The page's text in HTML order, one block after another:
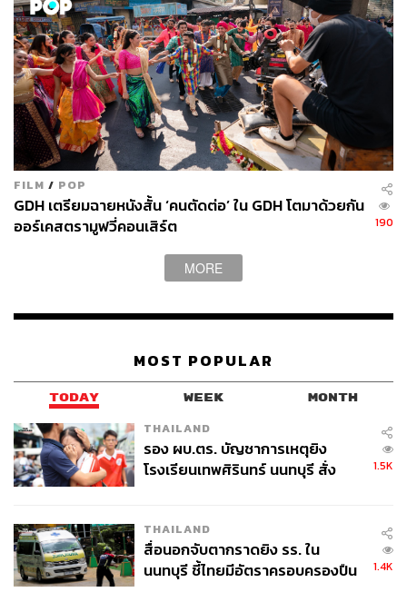
FILM / POP
GDH เตรียมฉายหนังสั้น ‘คนตัดต่อ’ ใน GDH โตมาด้วยกัน
ออร์เคสตรามูฟวี่คอนเสิร์ต
190
MORE
MOST POPULAR
TODAY WEEK MONTH
THAILAND
รอง ผบ.ตร. บัญชาการเหตุยิง
โรงเรียนเทพศิรินทร์ นนทบุรี สั่ง
1.5K
THAILAND
สื่อนอกจับตากราดยิง รร. ใน
นนทบุรี ชี้ไทยมีอัตราครอบครองปืน
1.4K